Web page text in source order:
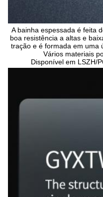
A bainha espessada é feita
boa resistência a altas e
tração e é formada em uma
Vários materiais
Disponível em LSZH/